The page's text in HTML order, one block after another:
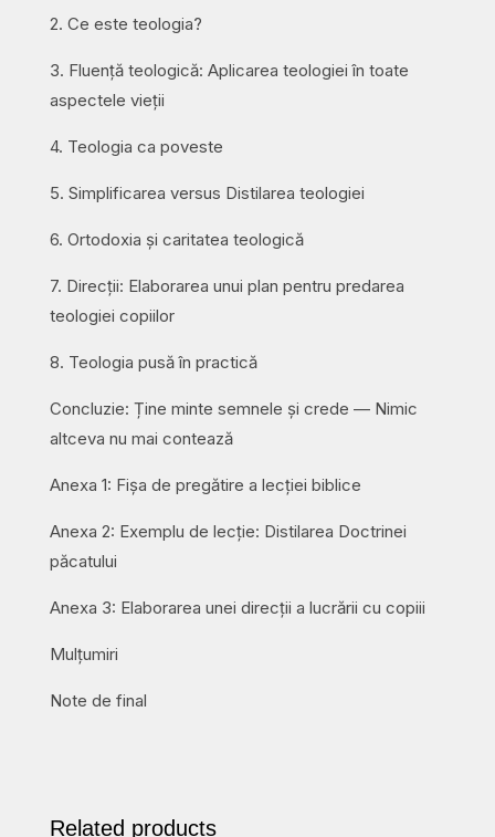
2. Ce este teologia?
3. Fluență teologică: Aplicarea teologiei în toate
aspectele vieții
4. Teologia ca poveste
5. Simplificarea versus Distilarea teologiei
6. Ortodoxia și caritatea teologică
7. Direcții: Elaborarea unui plan pentru predarea
teologiei copiilor
8. Teologia pusă în practică
Concluzie: Ține minte semnele și crede — Nimic
altceva nu mai contează
Anexa 1: Fișa de pregătire a lecției biblice
Anexa 2: Exemplu de lecție: Distilarea Doctrinei
păcatului
Anexa 3: Elaborarea unei direcții a lucrării cu copiii
Mulțumiri
Note de final
Related products